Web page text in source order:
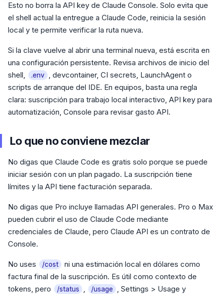
Esto no borra la API key de Claude Console. Solo evita que
el shell actual la entregue a Claude Code, reinicia la sesión
local y te permite verificar la ruta nueva.
Si la clave vuelve al abrir una terminal nueva, está escrita en
una configuración persistente. Revisa archivos de inicio del
shell,
.env , devcontainer, CI secrets, LaunchAgent o
scripts de arranque del IDE. En equipos, basta una regla
clara: suscripción para trabajo local interactivo, API key para
automatización, Console para revisar gasto API.
Lo que no conviene mezclar
No digas que Claude Code es gratis solo porque se puede
iniciar sesión con un plan pagado. La suscripción tiene
límites y la API tiene facturación separada.
No digas que Pro incluye llamadas API generales. Pro o Max
pueden cubrir el uso de Claude Code mediante
credenciales de Claude, pero Claude API es un contrato de
Console.
No uses /cost
ni una estimación local en dólares como
factura final de la suscripción. Es útil como contexto de
tokens, pero
/status , /usage
, Settings > Usage y